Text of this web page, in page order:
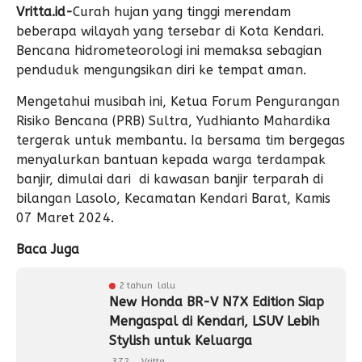
Vritta.id-Curah hujan yang tinggi merendam
beberapa wilayah yang tersebar di Kota Kendari.
Bencana hidrometeorologi ini memaksa sebagian
penduduk mengungsikan diri ke tempat aman.
Mengetahui musibah ini, Ketua Forum Pengurangan
Risiko Bencana (PRB) Sultra, Yudhianto Mahardika
tergerak untuk membantu. Ia bersama tim bergegas
menyalurkan bantuan kepada warga terdampak
banjir, dimulai dari di kawasan banjir terparah di
bilangan Lasolo, Kecamatan Kendari Barat, Kamis
07 Maret 2024.
Baca Juga
2 tahun lalu
New Honda BR-V N7X Edition Siap
Mengaspal di Kendari, LSUV Lebih
Stylish untuk Keluarga